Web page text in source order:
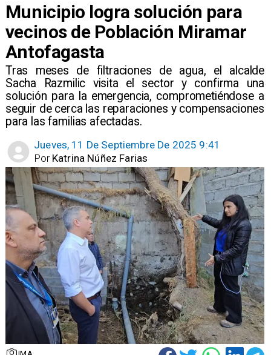
Municipio logra solución para
vecinos de Población Miramar
Antofagasta
​Tras meses de filtraciones de agua, el alcalde
Sacha Razmilic visita el sector y confirma una
solución para la emergencia, comprometiéndose a
seguir de cerca las reparaciones y compensaciones
para las familias afectadas.
Jueves, 11 De Septiembre De 2025 9:41
Katrina Núñez Farias
Por